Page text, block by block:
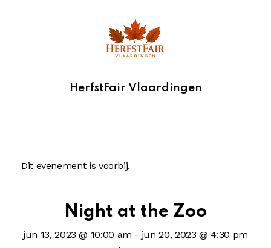
HerfstFair Vlaardingen
Dit evenement is voorbij.
Night at the Zoo
jun 13, 2023 @ 10:00 am - jun 20, 2023 @ 4:30 pm